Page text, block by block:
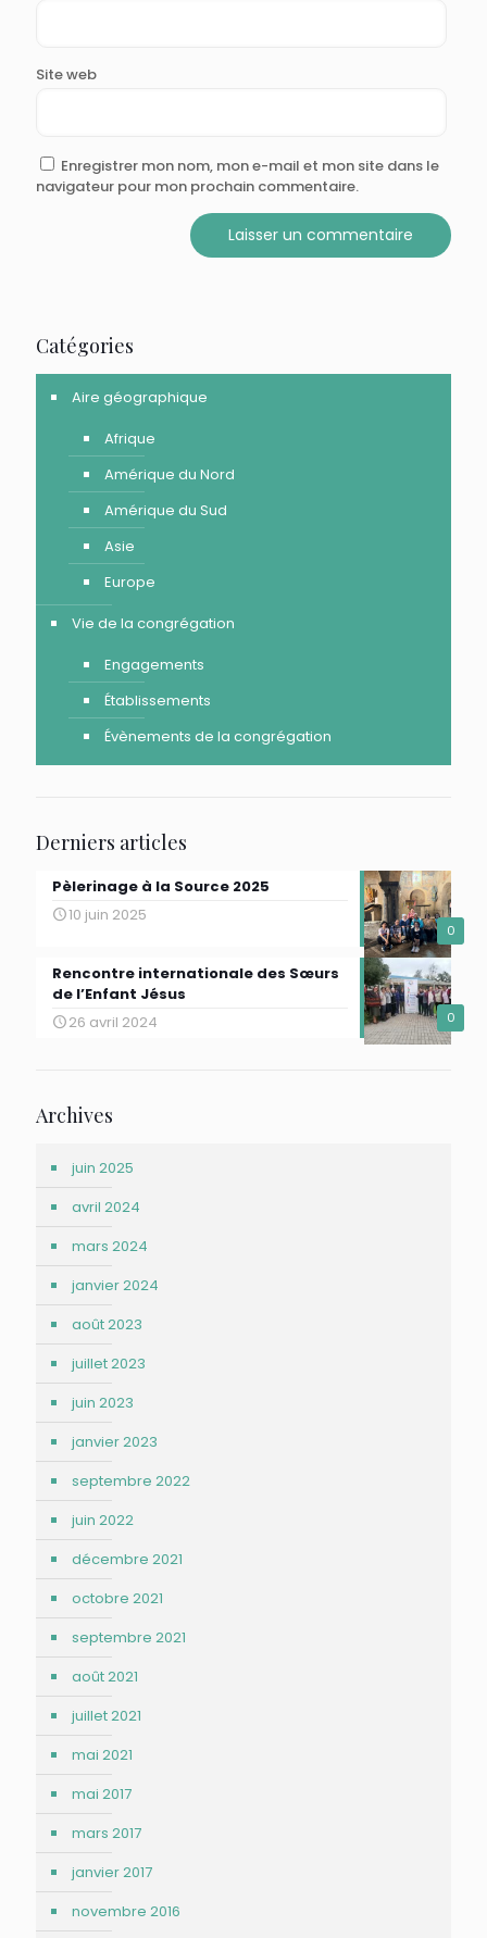
Site web
Enregistrer mon nom, mon e-mail et mon site dans le
navigateur pour mon prochain commentaire.
Catégories
Aire géographique
Afrique
Amérique du Nord
Amérique du Sud
Asie
Europe
Vie de la congrégation
Engagements
Établissements
Évènements de la congrégation
Derniers articles
0
Pèlerinage à la Source 2025
10 juin 2025
0
Rencontre internationale des Sœurs
de l’Enfant Jésus
26 avril 2024
Archives
juin 2025
avril 2024
mars 2024
janvier 2024
août 2023
juillet 2023
juin 2023
janvier 2023
septembre 2022
juin 2022
décembre 2021
octobre 2021
septembre 2021
août 2021
juillet 2021
mai 2021
mai 2017
mars 2017
janvier 2017
novembre 2016